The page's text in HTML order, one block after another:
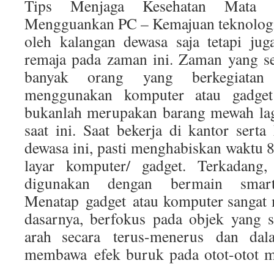
Tips Menjaga Kesehatan
Mengguankan PC – Kemajuan
oleh kalangan dewasa saja tetapi
remaja pada zaman ini. Zaman yang
banyak orang yang
menggunakan komputer atau
bukanlah merupakan barang mewah
saat ini. Saat bekerja di kantor serta
dewasa ini, pasti menghabiskan waktu
layar komputer/ gadget.
digunakan dengan bermain
Menatap gadget atau komputer sangat
dasarnya, berfokus pada objek yang
arah secara terus-menerus dan
membawa efek buruk pada otot-otot